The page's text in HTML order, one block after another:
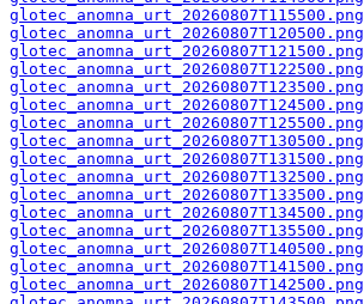
glotec_anomna_urt_20260807T115500.png
glotec_anomna_urt_20260807T120500.png
glotec_anomna_urt_20260807T121500.png
glotec_anomna_urt_20260807T122500.png
glotec_anomna_urt_20260807T123500.png
glotec_anomna_urt_20260807T124500.png
glotec_anomna_urt_20260807T125500.png
glotec_anomna_urt_20260807T130500.png
glotec_anomna_urt_20260807T131500.png
glotec_anomna_urt_20260807T132500.png
glotec_anomna_urt_20260807T133500.png
glotec_anomna_urt_20260807T134500.png
glotec_anomna_urt_20260807T135500.png
glotec_anomna_urt_20260807T140500.png
glotec_anomna_urt_20260807T141500.png
glotec_anomna_urt_20260807T142500.png